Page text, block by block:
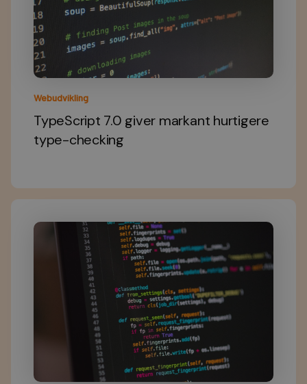
Webudvikling
TypeScript 7.0 giver markant hurtigere
type-checking